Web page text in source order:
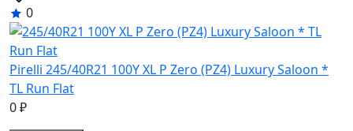
0
Pirelli 245/40R21 100Y XL P Zero (PZ4) Luxury Saloon *
TL Run Flat
0 ₽